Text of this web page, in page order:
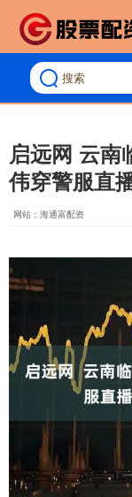
启远网 云南
伟穿警服直
网站：海通富配资